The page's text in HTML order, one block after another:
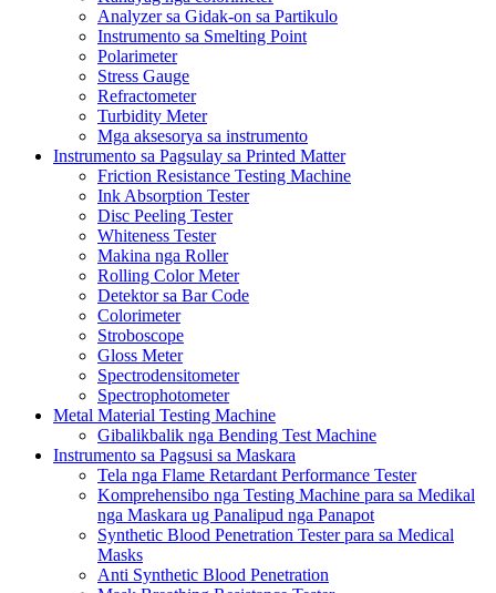
Analyzer sa Gidak-on sa Partikulo
Instrumento sa Smelting Point
Polarimeter
Stress Gauge
Refractometer
Turbidity Meter
Mga aksesorya sa instrumento
Instrumento sa Pagsulay sa Printed Matter
Friction Resistance Testing Machine
Ink Absorption Tester
Disc Peeling Tester
Whiteness Tester
Makina nga Roller
Rolling Color Meter
Detektor sa Bar Code
Colorimeter
Stroboscope
Gloss Meter
Spectrodensitometer
Spectrophotometer
Metal Material Testing Machine
Gibalikbalik nga Bending Test Machine
Instrumento sa Pagsusi sa Maskara
Tela nga Flame Retardant Performance Tester
Komprehensibo nga Testing Machine para sa Medikal
nga Maskara ug Panalipud nga Panapot
Synthetic Blood Penetration Tester para sa Medical
Masks
Anti Synthetic Blood Penetration